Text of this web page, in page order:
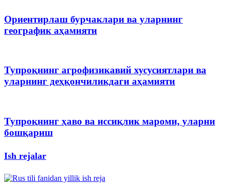
Ориентирлаш бурчаклари ва уларнинг
географик аҳамияти
Тупроқнинг агрофизикавий хусусиятлари ва
уларнинг деҳқончиликдаги аҳамияти
Тупроқнинг ҳаво ва иссиқлик мароми, уларни
бошқариш
Ish rejalar